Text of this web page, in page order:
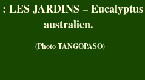
JARDINS –
australien.
(Photo TANGOPASO)